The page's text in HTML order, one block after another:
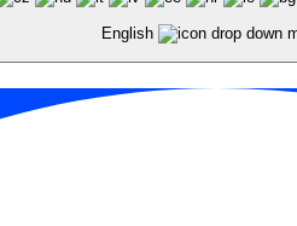
English